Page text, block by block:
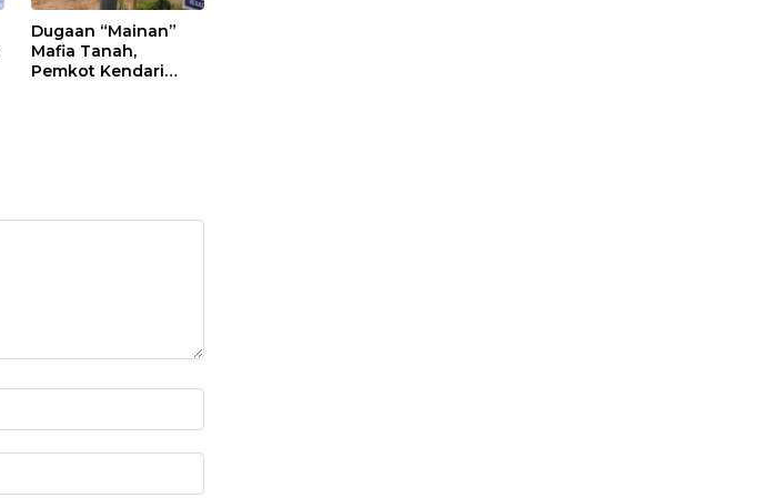
Dugaan “Mainan”
Mafia Tanah,
Pemkot Kendari